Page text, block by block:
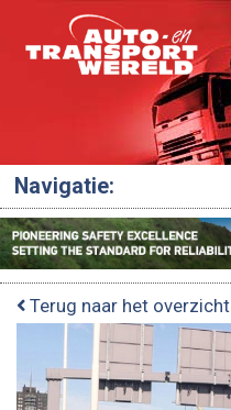
Navigatie:
Terug naar het overzicht